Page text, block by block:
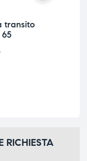
transito
RICHIESTA